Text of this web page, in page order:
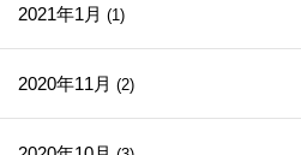
2021年1月 (1)
2020年11月 (2)